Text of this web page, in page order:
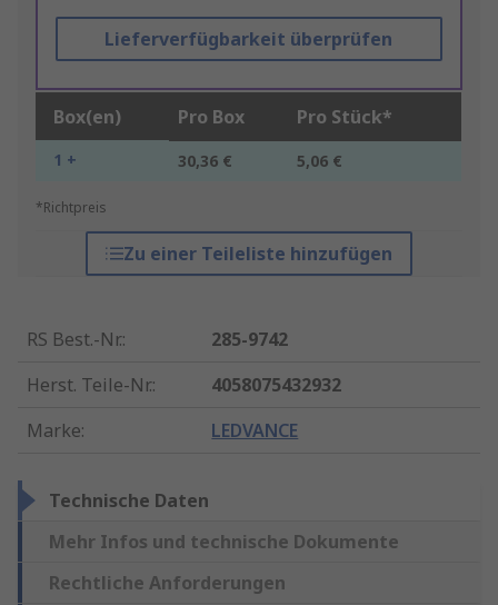
Lieferverfügbarkeit überprüfen
Box(en) Pro Box Pro Stück*
1 + 30,36 € 5,06 €
*Richtpreis
Zu einer Teileliste hinzufügen
RS Best.-Nr.:
285-9742
Herst. Teile-Nr.:
4058075432932
Marke: LEDVANCE
Technische Daten
Mehr Infos und technische Dokumente
Rechtliche Anforderungen